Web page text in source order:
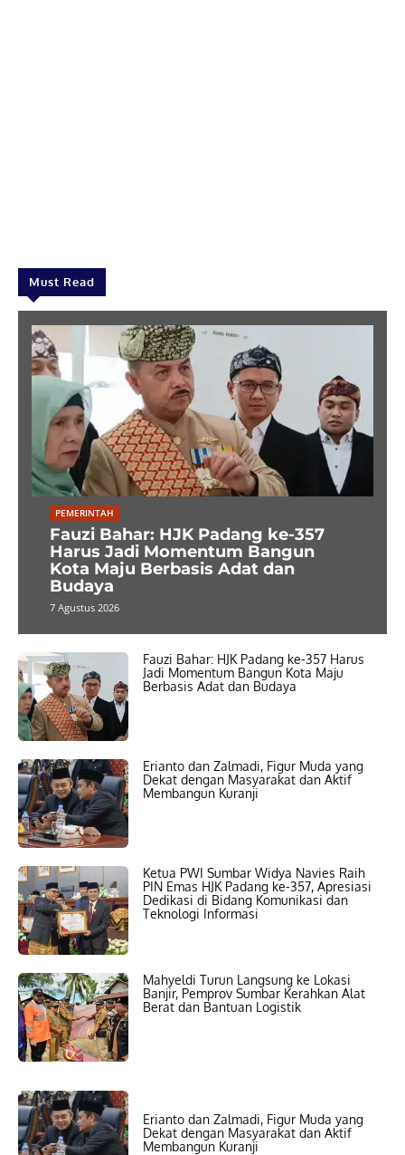
Must Read
PEMERINTAH
Fauzi Bahar: HJK Padang ke-357
Harus Jadi Momentum Bangun
Kota Maju Berbasis Adat dan
Budaya
7 Agustus 2026
Fauzi Bahar: HJK Padang ke-357 Harus
Jadi Momentum Bangun Kota Maju
Berbasis Adat dan Budaya
Erianto dan Zalmadi, Figur Muda yang
Dekat dengan Masyarakat dan Aktif
Membangun Kuranji
Ketua PWI Sumbar Widya Navies Raih
PIN Emas HJK Padang ke-357, Apresiasi
Dedikasi di Bidang Komunikasi dan
Teknologi Informasi
Mahyeldi Turun Langsung ke Lokasi
Banjir, Pemprov Sumbar Kerahkan Alat
Berat dan Bantuan Logistik
Erianto dan Zalmadi, Figur Muda yang
Dekat dengan Masyarakat dan Aktif
Membangun Kuranji